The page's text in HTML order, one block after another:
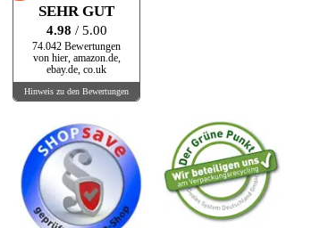
SEHR GUT
4.98 / 5.00
74.042 Bewertungen
von hier, amazon.de,
ebay.de, co.uk
Hinweis zu den Bewertungen